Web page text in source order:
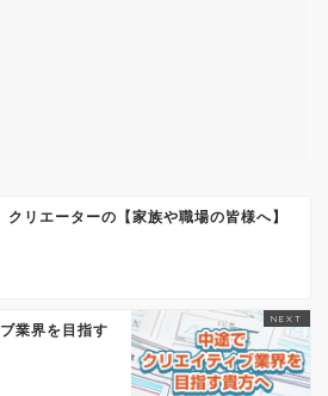
クリエーターの【家族や職場の皆様へ】
業界を目指す